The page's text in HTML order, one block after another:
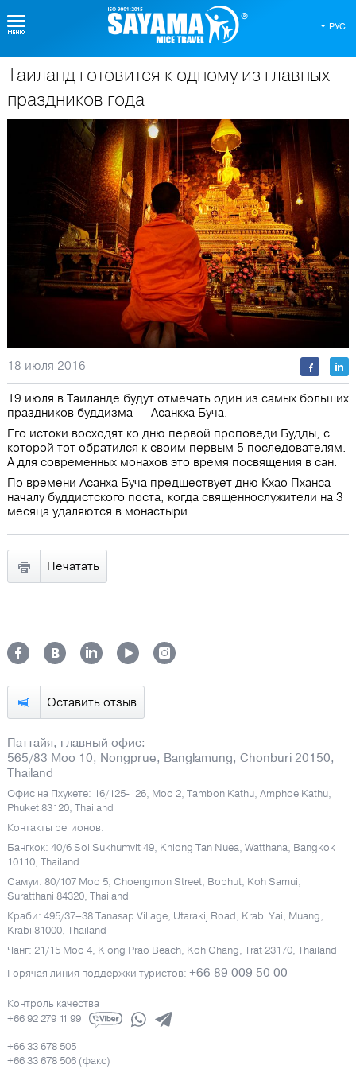
РУС
О Таиланде
Оставить отзыв
Паттайя, главный офис:
565/83 Moo 10, Nongprue, Banglamung, Chonburi 20150,
Thailand
Офис на Пхукете: 16/125-126, Moo 2, Tambon Kathu, Amphoe Kathu,
Phuket 83120, Thailand
Контакты регионов:
Бангкок: 40/6 Soi Sukhumvit 49, Khlong Tan Nuea, Watthana, Bangkok
10110, Thailand
Самуи: 80/107 Moo 5, Choengmon Street, Bophut, Koh Samui,
Suratthani 84320, Thailand
Краби: 495/37–38 Tanasap Village, Utarakij Road, Krabi Yai, Muang,
Krabi 81000, Thailand
Чанг: 21/15 Moo 4, Klong Prao Beach, Koh Chang, Trat 23170, Thailand
Горячая линия поддержки туристов: +66 89 009 50 00
Контроль качества
+66 92 279 11 99
+66 33 678 505
+66 33 678 506 (факс)
Таиланд готовится к одному из главных
праздников года
18 июля 2016
19 июля в Таиланде будут отмечать один из самых больших
праздников буддизма — Асанкха Буча.
Его истоки восходят ко дню первой проповеди Будды, с
которой тот обратился к своим первым 5 последователям.
А для современных монахов это время посвящения в сан.
По времени Асанха Буча предшествует дню Кхао Пханса —
началу буддистского поста, когда священнослужители на 3
месяца удаляются в монастыри.
Печатать